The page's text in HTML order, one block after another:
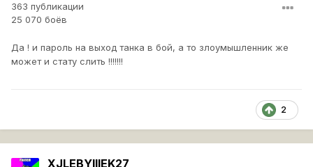
363 публикации
25 070 боёв
Да ! и пароль на выход танка в бой, а то злоумышленник же
может и стату слить !!!!!!!
2
XJLEBYIIIEK27